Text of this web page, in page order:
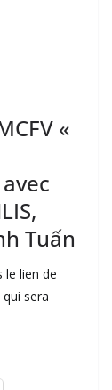
«
Tuấn
le lien de
sera